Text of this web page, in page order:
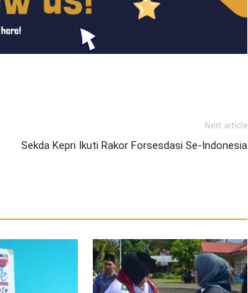
Next article
Sekda Kepri Ikuti Rakor Forsesdasi Se-Indonesia